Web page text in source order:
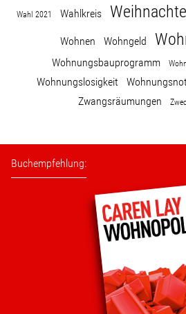
Wahl 2021 Wahlkreis
Wohnen Wohngeld
Wohnungsbauprogramm
Wohnungslosigkeit Wohnungsnot
Zwangsräumungen
Buchempfehlung: